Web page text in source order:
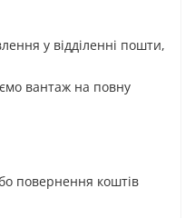
у відділенні пошти,
вантаж на повну
повернення коштів